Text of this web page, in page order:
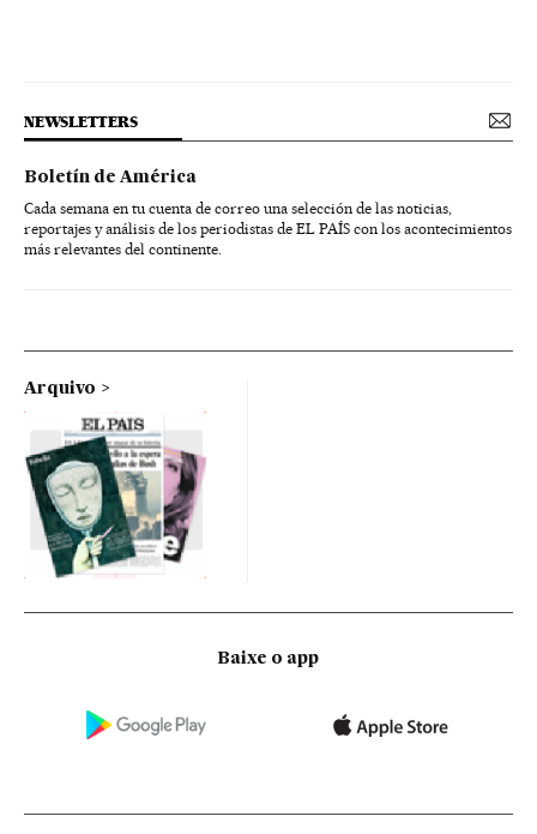
NEWSLETTERS
Boletín de América
Cada semana en tu cuenta de correo una selección de las noticias,
reportajes y análisis de los periodistas de EL PAÍS con los acontecimientos
más relevantes del continente.
Arquivo
Baixe o app